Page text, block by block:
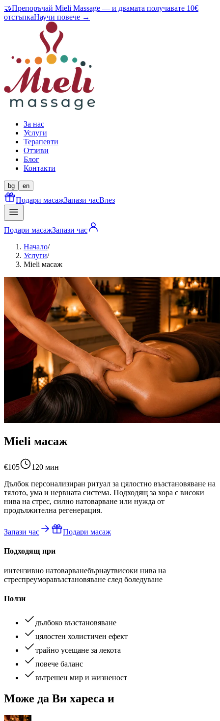
🤝Препоръчай Mieli Massage — и двамата получавате 10€
отстъпкаНаучи повече →
За нас
Услуги
Терапевти
Отзиви
Блог
Контакти
bg en
Подари масажЗапази часВлез
Подари масажЗапази час
Начало/
Услуги/
Mieli масаж
Mieli масаж
€105
120 мин
Дълбок персонализиран ритуал за цялостно възстановяване на
тялото, ума и нервната система. Подходящ за хора с високи
нива на стрес, силно натоварване или нужда от
продължителна регенерация.
Запази час Подари масаж
Подходящ при
интензивно натоварванебърнаутвисоки нива на
стреспреуморавъзстановяване след боледуване
Ползи
дълбоко възстановяване
цялостен холистичен ефект
трайно усещане за лекота
повече баланс
вътрешен мир и жизненост
Може да Ви хареса и